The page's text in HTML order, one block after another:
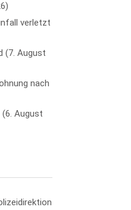
verletzt
7. August
nach
6. August